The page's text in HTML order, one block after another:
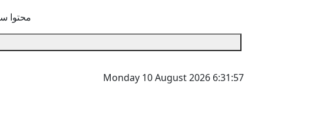
محتوا
6:31:57
Monday 10 August 2026